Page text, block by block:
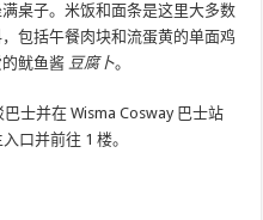
桌子。米饭和面条是这里大多数
包括午餐肉块和流蛋黄的单面鸡
鱿鱼酱 豆腐卜。
士并在 Wisma Cosway 巴士站
口并前往 1 楼。